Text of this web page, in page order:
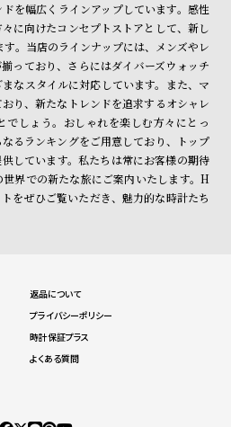
を幅広くラインアップしています。感性
に向けたコンセプトストアとして、新し
。当店のラインナップには、メンズやレ
っており、さらにはダイバーズウォッチ
なスタイルに対応しています。また、マ
り、新たなトレンドを追求するオシャレ
でしょう。おしゃれを楽しむ方々にとっ
るランキングをご用意しており、トップ
しています。私たちは常にお客様の期待
界での新たな旅にご案内いたします。H
をぜひご覧いただき、魅力的な時計たち
返品について
プライバシーポリシー
時計保証プラス
よくある質問